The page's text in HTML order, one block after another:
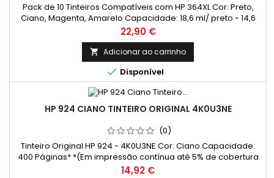
Pack de 10 Tinteiros Compatíveis com HP 364XL Cor: Preto,
Ciano, Magenta, Amarelo Capacidade: 18,6 ml/ preto - 14,6
ml/ cada cor Rendimento Médio: 550 Páginas* / preto - 750
Páginas*/ cada cor
Preço
22,90 €
 Adicionar ao carrinho
 Disponível
HP 924 CIANO TINTEIRO ORIGINAL 4K0U3NE
(0)
Tinteiro Original HP 924 - 4K0U3NE Cor: Ciano Capacidade:
400 Páginas* *(Em impressão contínua até 5% de cobertura
de uma Folha A4)
Preço
14,92 €